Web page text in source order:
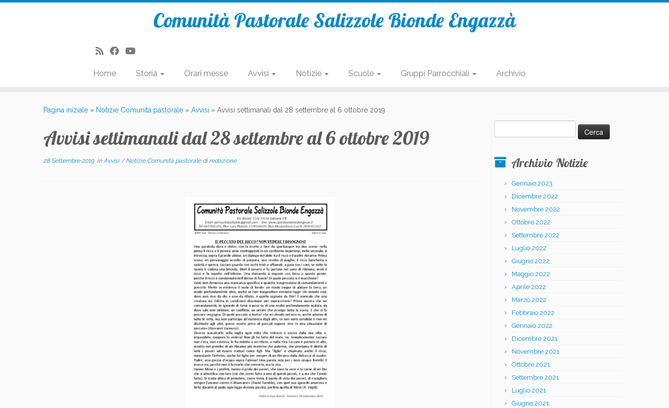
Comunità Pastorale Salizzole Bionde Engazzà
Home Storia Orari messe Avvisi Notizie Scuole Gruppi Parrocchiali Archivio
Pagina iniziale » Notizie Comunità pastorale » Avvisi » Avvisi settimanali dal 28 settembre al 6 ottobre 2019
Avvisi settimanali dal 28 settembre al 6 ottobre 2019
28 Settembre 2019inAvvisi/Notizie Comunità pastorale di redazione
per:
Archivio Notizie
Gennaio 2023
Dicembre 2022
Novembre 2022
Ottobre 2022
Settembre 2022
Luglio 2022
Giugno 2022
Maggio 2022
Aprile 2022
Marzo 2022
Febbraio 2022
Gennaio 2022
Dicembre 2021
Novembre 2021
Ottobre 2021
Settembre 2021
Luglio 2021
Giugno 2021